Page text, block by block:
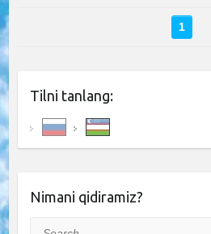
1
Tilni tanlang:
Nimani qidiramiz?
Search